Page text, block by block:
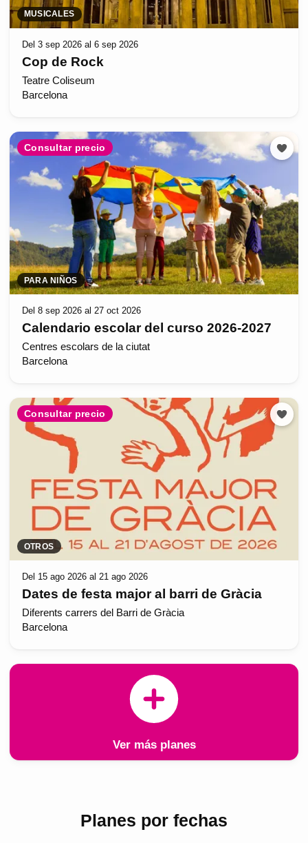
MUSICALES
Del 3 sep 2026 al 6 sep 2026
Cop de Rock
Teatre Coliseum
Barcelona
Consultar precio
PARA NIÑOS
Del 8 sep 2026 al 27 oct 2026
Calendario escolar del curso 2026-2027
Centres escolars de la ciutat
Barcelona
Consultar precio
OTROS
Del 15 ago 2026 al 21 ago 2026
Dates de festa major al barri de Gràcia
Diferents carrers del Barri de Gràcia
Barcelona
Ver más planes
Planes por fechas